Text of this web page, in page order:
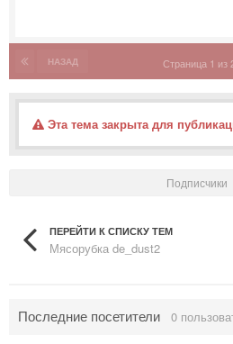
НАЗАД Страница 1 из
Эта тема закрыта для
Подписчики
ПЕРЕЙТИ К СПИСКУ ТЕМ
Мясорубка de_dust2
Последние посетители 0